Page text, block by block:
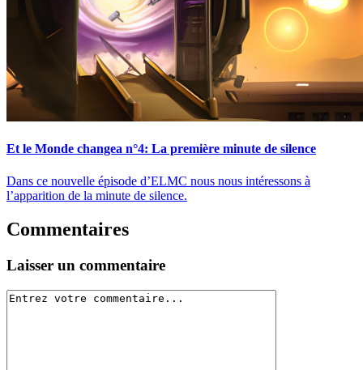
Et le Monde changea n°4: La première minute de silence
Dans ce nouvelle épisode d’ELMC nous nous intéressons à
l’apparition de la minute de silence.
Commentaires
Laisser un commentaire